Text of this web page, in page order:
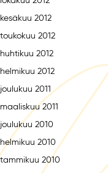
kesäkuu 2012
toukokuu 2012
huhtikuu 2012
helmikuu 2012
joulukuu 2011
maaliskuu 2011
joulukuu 2010
helmikuu 2010
tammikuu 2010